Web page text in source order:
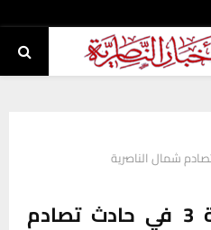
وفاة سائق وإصابة 3 في حادث تصادم